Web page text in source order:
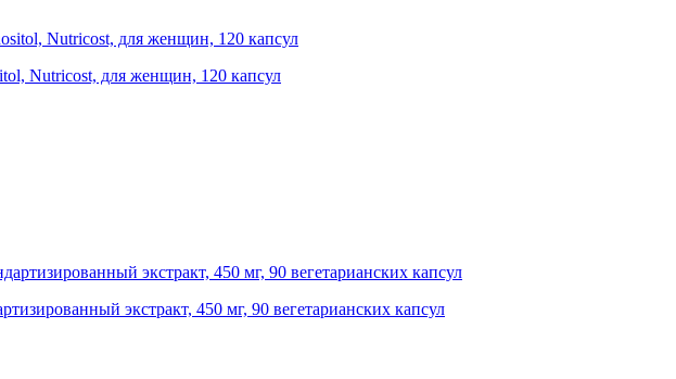
Nutricost, для женщин, 120 капсул
экстракт, 450 мг, 90 вегетарианских капсул